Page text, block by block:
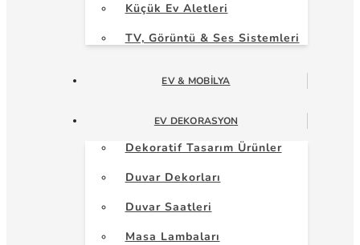
Küçük Ev Aletleri
TV, Görüntü & Ses Sistemleri
EV & MOBILYA
EV DEKORASYON
Dekoratif Tasarım Ürünler
Duvar Dekorları
Duvar Saatleri
Masa Lambaları